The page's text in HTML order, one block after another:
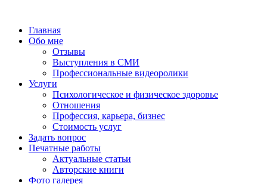
Главная
Обо мне
Отзывы
Выступления в СМИ
Профессиональные видеоролики
Услуги
Психологическое и физическое здоровье
Отношения
Профессия, карьера, бизнес
Стоимость услуг
Задать вопрос
Печатные работы
Актуальные статьи
Авторские книги
Фото галерея